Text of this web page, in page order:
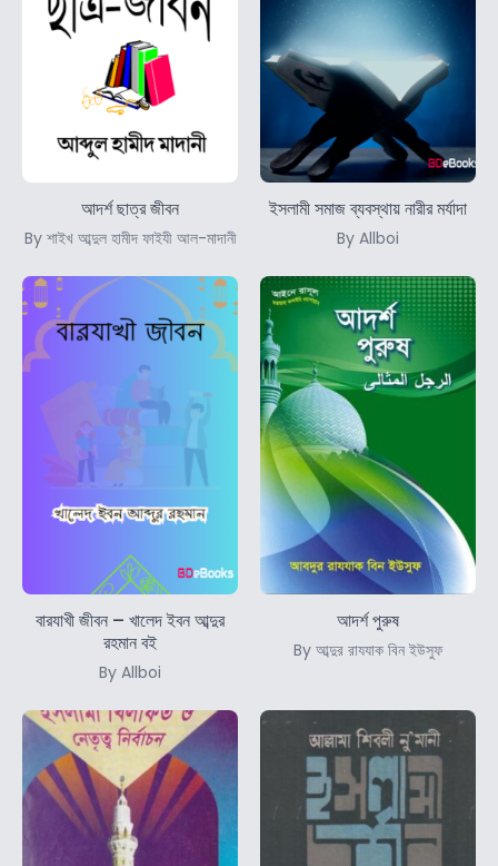
আদর্শ ছাত্র জীবন
By শাইখ আব্দুল হামীদ ফাইযী আল-মাদানী
ইসলামী সমাজ ব্যবস্থায় নারীর মর্যাদা
By Allboi
বারযাখী জীবন – খালেদ ইবন আব্দুর
রহমান বই
By Allboi
আদর্শ পুরুষ
By আব্দুর রাযযাক বিন ইউসুফ